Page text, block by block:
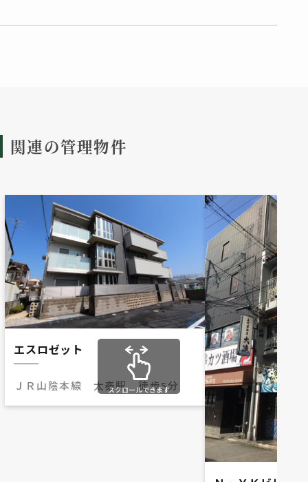
関連の管理物件
エスロゼット
ＪＲ山陰本線 太秦駅 徒歩5分
スクロールできます